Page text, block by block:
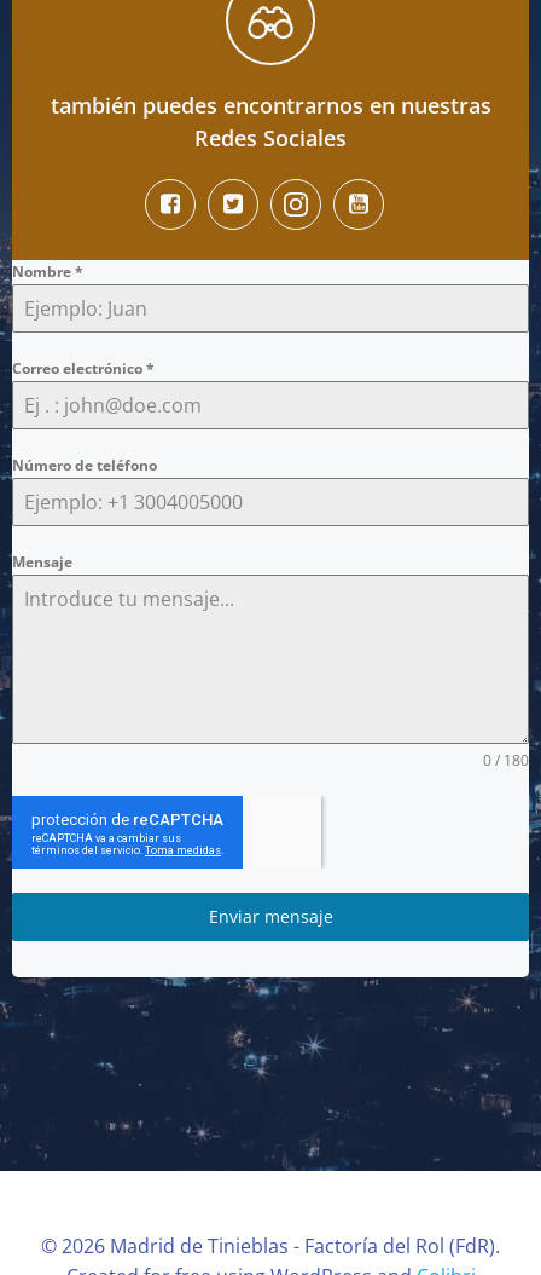
también puedes encontrarnos en nuestras
Redes Sociales
Nombre*
Correo electrónico*
Número de teléfono
Mensaje
0 / 180
Enviar mensaje
© 2026 Madrid de Tinieblas - Factoría del Rol (FdR).